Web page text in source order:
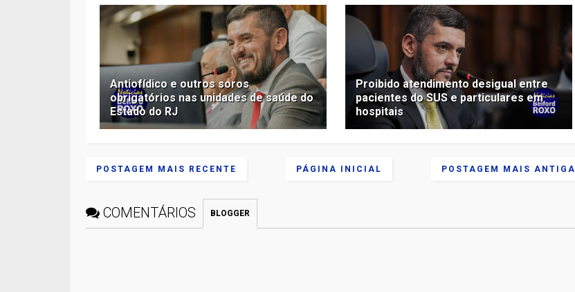
Antiofídico e outros soros
obrigatórios nas unidades de saúde do
Estado do RJ
Proibido atendimento desigual entre
pacientes do SUS e particulares em
hospitais
POSTAGEM MAIS RECENTE POSTAGEM MAIS ANTIGA
PÁGINA INICIAL
COMENTÁRIOS BLOGGER